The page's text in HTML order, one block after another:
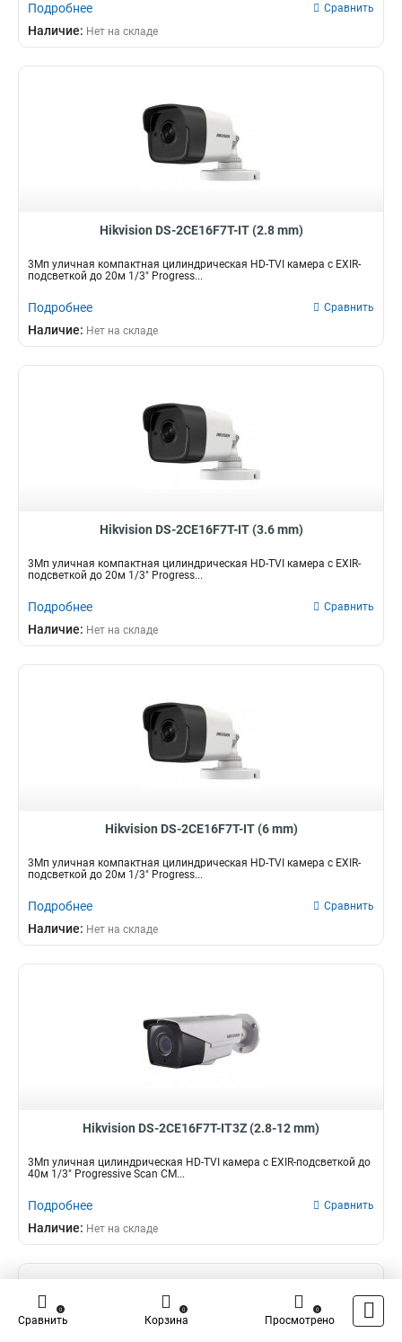
Подробнее Сравнить
Наличие: Нет на складе
Hikvision DS-2CE16F7T-IT (2.8 mm)
3Мп уличная компактная цилиндрическая HD-TVI камера с EXIR-
подсветкой до 20м 1/3" Progress...
Подробнее Сравнить
Наличие: Нет на складе
Hikvision DS-2CE16F7T-IT (3.6 mm)
3Мп уличная компактная цилиндрическая HD-TVI камера с EXIR-
подсветкой до 20м 1/3" Progress...
Подробнее Сравнить
Наличие: Нет на складе
Hikvision DS-2CE16F7T-IT (6 mm)
3Мп уличная компактная цилиндрическая HD-TVI камера с EXIR-
подсветкой до 20м 1/3" Progress...
Подробнее Сравнить
Наличие: Нет на складе
Hikvision DS-2CE16F7T-IT3Z (2.8-12 mm)
3Мп уличная цилиндрическая HD-TVI камера с EXIR-подсветкой до
40м 1/3" Progressive Scan CM...
Подробнее Сравнить
Наличие: Нет на складе
Сравнить
0
Корзина
0
Просмотрено
0